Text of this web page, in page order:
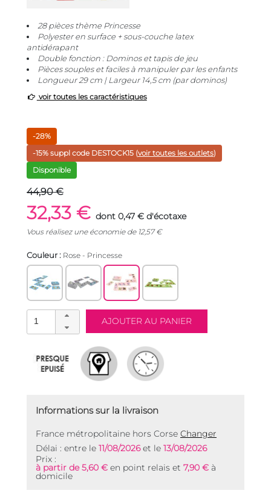
28 pièces thème Princesse
Polyester en surface + sous-couche latex
antidérapant
Double fonction : Dominos et tapis de jeu
Pièces souples et faciles à manipuler par les enfants
Longueur 29 cm | Largeur 14,5 cm (par dominos)
voir toutes les caractéristiques
-28%
-15% suppl code DESTOCK15 (voir toutes les outlets)
Disponible
44,90 €
32,33 € dont 0,47 € d'écotaxe
Vous réalisez une économie de 12,57€
Couleur : Rose - Princesse
Informations sur la livraison
France métropolitaine hors Corse Changer
Délai : entre le 11/08/2026et le 13/08/2026
Prix :
à partir de 5,60 € en point relais et 7,90 € à
domicile